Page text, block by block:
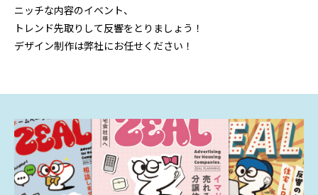
ニッチな内容のイベント、
トレンド先取りして反響をとりましょう！
デザイン制作は弊社にお任せください！